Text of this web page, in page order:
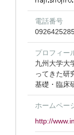
電話番号
プロフィー
九州大学大
ってきた研
基礎・臨床
ホームペー
http://